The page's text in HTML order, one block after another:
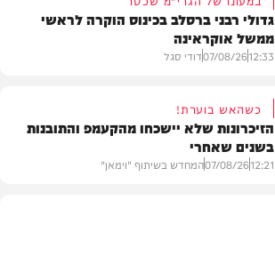
גדולי רבני ברסלב בכינוס הוקרה לראשי
ממשל אוקראינה
12:33
07/08/26דודי סגל
כשהאש בוערת!
הזיכרונות שלא יישכחו מהקעמפ והתובנות
בשנים שאחרי
12:21
07/08/26המחדש בשיתוף "וימאן"